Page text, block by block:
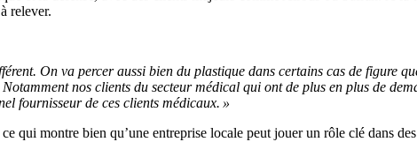
relever.
On va percer aussi bien du plastique dans certains cas de figure
nos clients du secteur médical qui ont de plus en plus de
fournisseur de ces clients médicaux. »
ce qui montre bien qu’une entreprise locale peut jouer un rôle clé dans